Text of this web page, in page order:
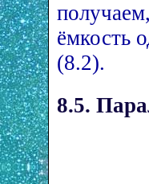
ёмкость
(8.2).
8.5.